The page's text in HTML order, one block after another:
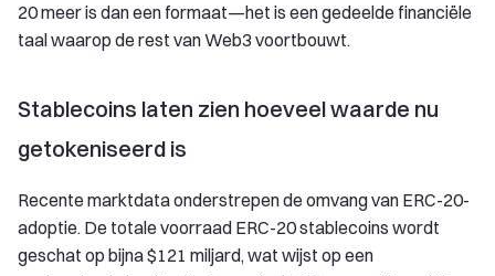
20 meer is dan een formaat—het is een gedeelde financiële
taal waarop de rest van Web3 voortbouwt.
Stablecoins laten zien hoeveel waarde nu
getokeniseerd is
Recente marktdata onderstrepen de omvang van ERC-20-
adoptie. De totale voorraad ERC-20 stablecoins wordt
geschat op bijna $121 miljard, wat wijst op een